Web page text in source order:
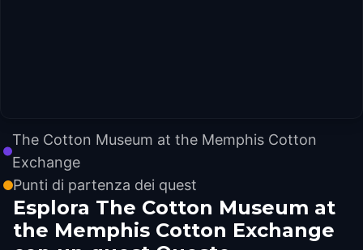
The Cotton Museum at the Memphis Cotton
Exchange
Punti di partenza dei quest
Esplora The Cotton Museum at
the Memphis Cotton Exchange